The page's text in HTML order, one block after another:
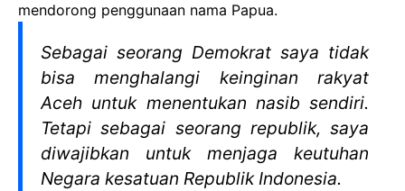
mendorong penggunaan nama Papua.
Sebagai seorang Demokrat saya tidak
bisa menghalangi keinginan rakyat
Aceh untuk menentukan nasib sendiri.
Tetapi sebagai seorang republik, saya
diwajibkan untuk menjaga keutuhan
Negara kesatuan Republik Indonesia.